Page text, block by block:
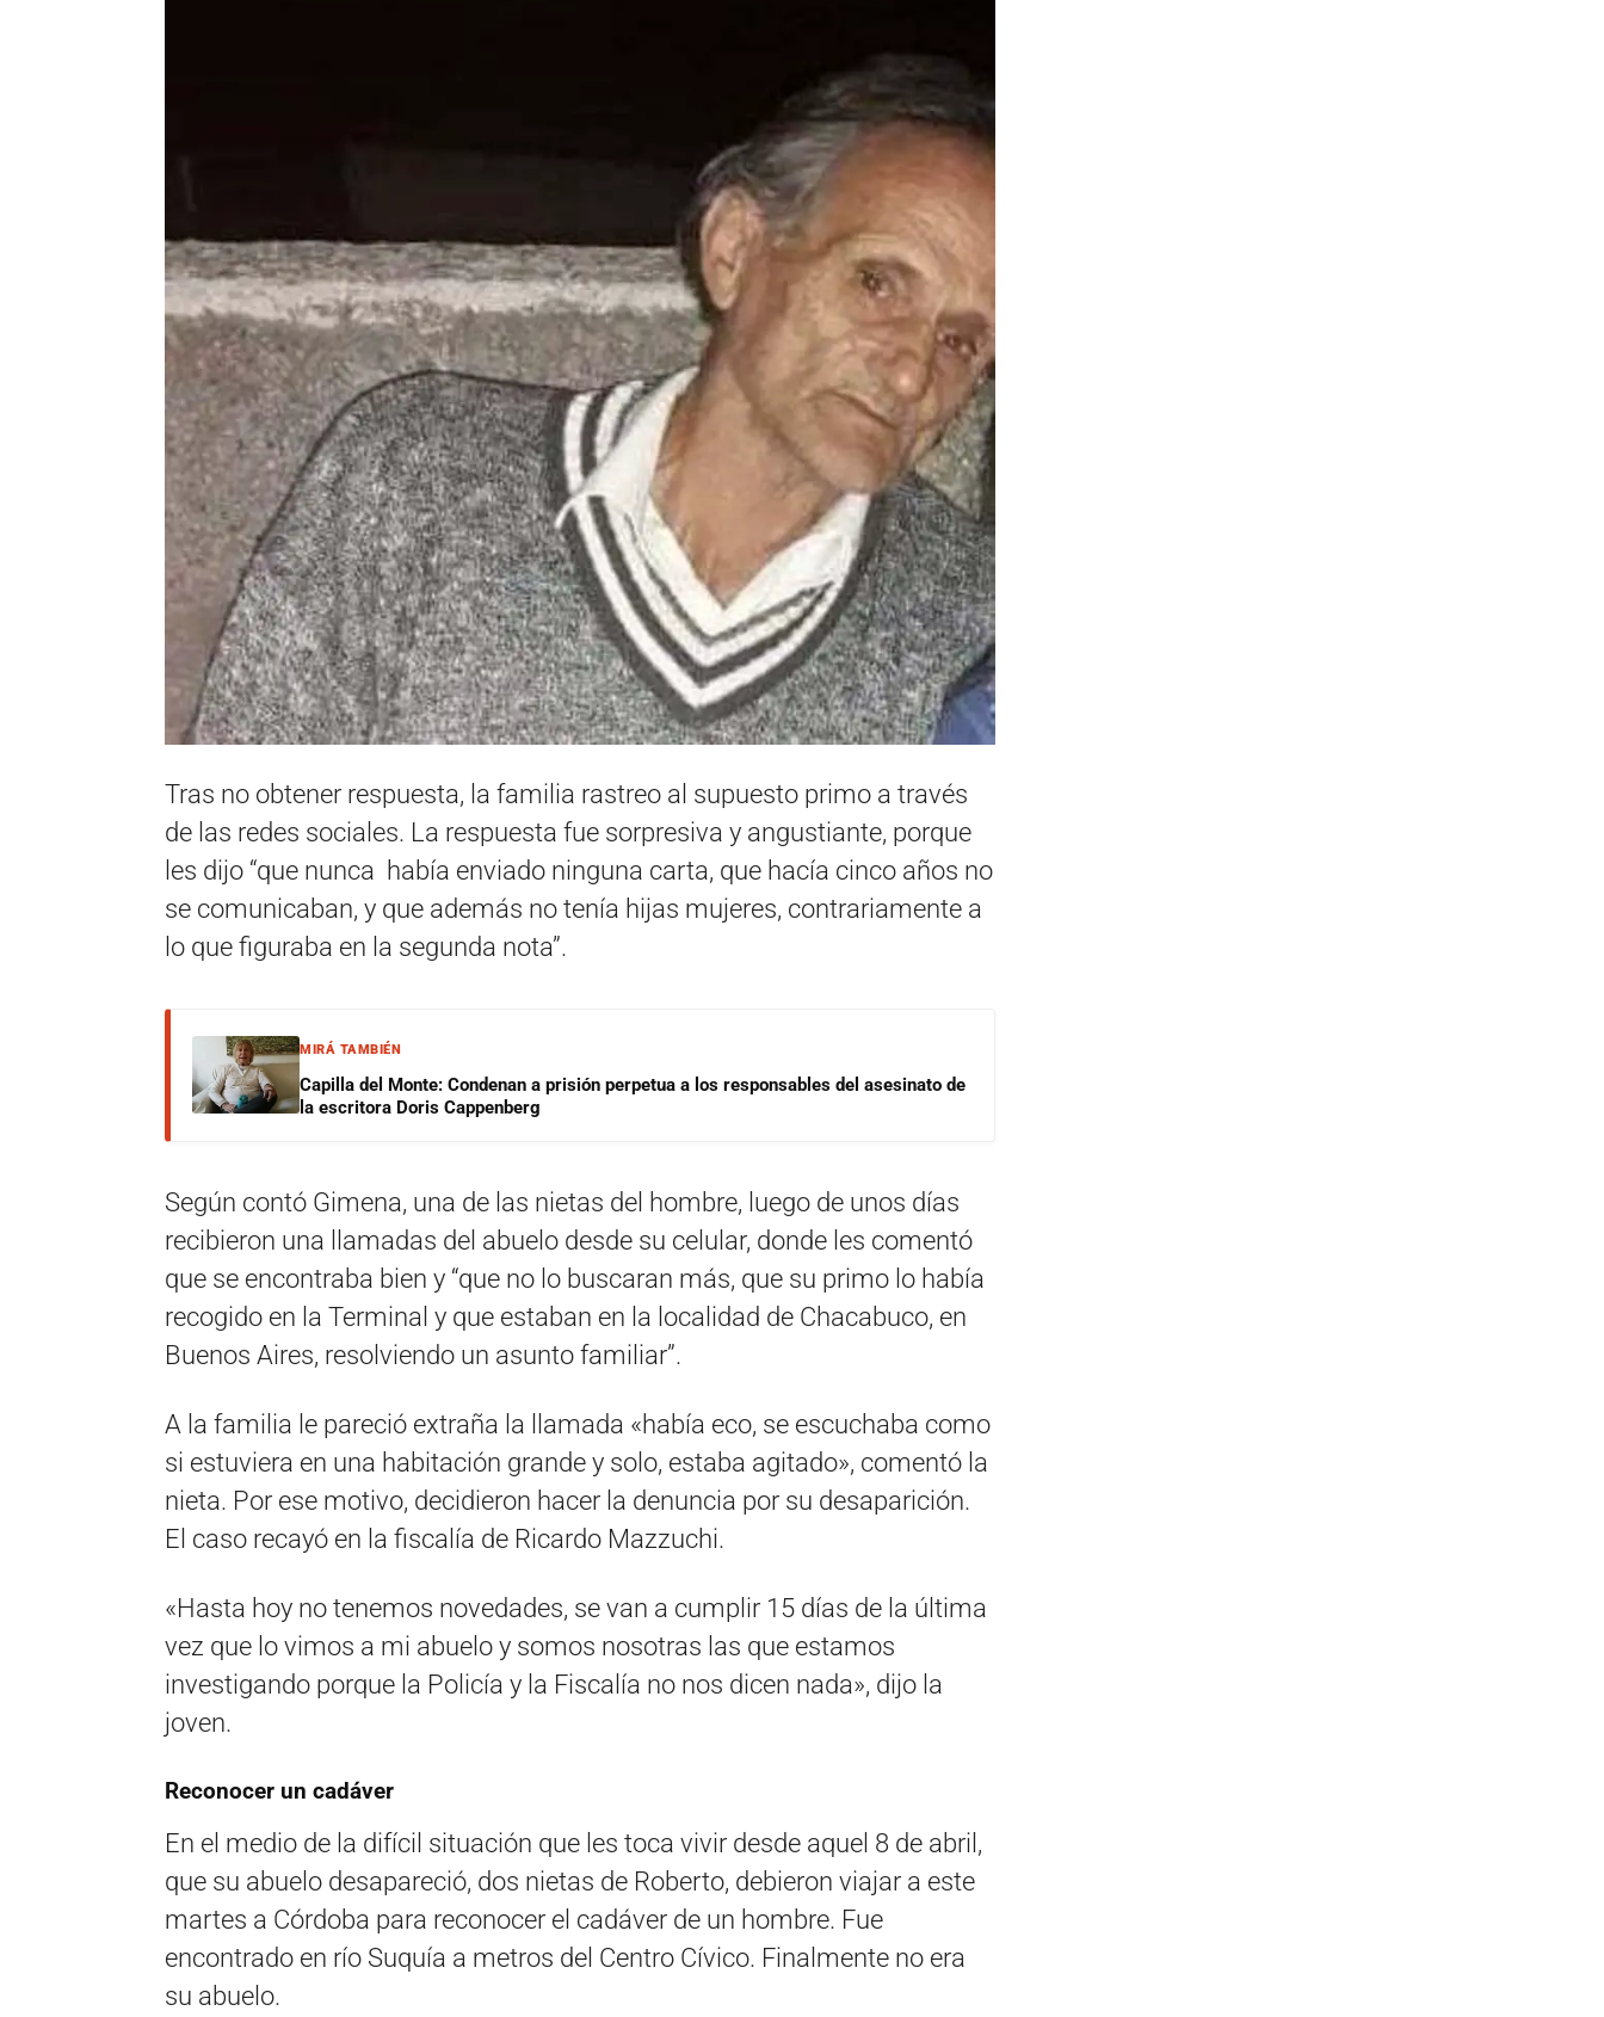
Tras no obtener respuesta, la familia rastreo al supuesto primo a través
de las redes sociales. La respuesta fue sorpresiva y angustiante, porque
les dijo “que nunca había enviado ninguna carta, que hacía cinco años no
se comunicaban, y que además no tenía hijas mujeres, contrariamente a
lo que figuraba en la segunda nota”.
MIRÁ TAMBIÉN
Capilla del Monte: Condenan a prisión perpetua a los responsables del asesinato de
la escritora Doris Cappenberg
Según contó Gimena, una de las nietas del hombre, luego de unos días
recibieron una llamadas del abuelo desde su celular, donde les comentó
que se encontraba bien y “que no lo buscaran más, que su primo lo había
recogido en la Terminal y que estaban en la localidad de Chacabuco, en
Buenos Aires, resolviendo un asunto familiar”.
A la familia le pareció extraña la llamada «había eco, se escuchaba como
si estuviera en una habitación grande y solo, estaba agitado», comentó la
nieta. Por ese motivo, decidieron hacer la denuncia por su desaparición.
El caso recayó en la fiscalía de Ricardo Mazzuchi.
«Hasta hoy no tenemos novedades, se van a cumplir 15 días de la última
vez que lo vimos a mi abuelo y somos nosotras las que estamos
investigando porque la Policía y la Fiscalía no nos dicen nada», dijo la
joven.
Reconocer un cadáver
En el medio de la difícil situación que les toca vivir desde aquel 8 de abril,
que su abuelo desapareció, dos nietas de Roberto, debieron viajar a este
martes a Córdoba para reconocer el cadáver de un hombre. Fue
encontrado en río Suquía a metros del Centro Cívico. Finalmente no era
su abuelo.